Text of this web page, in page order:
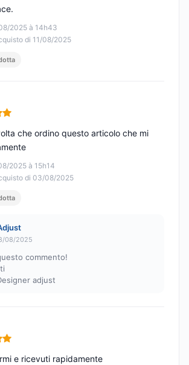
2025 à 14h43
di 11/08/2025
5
2025 à 15h14
di 03/08/2025
che ordino questo articolo che mi
08/2025
commento!
adjust
5
e ricevuti rapidamente